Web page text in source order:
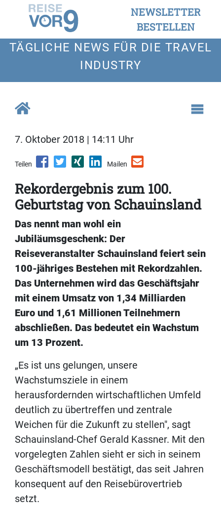
NEWSLETTER
BESTELLEN
TÄGLICHE NEWS FÜR DIE TRAVEL
INDUSTRY
7. Oktober 2018 | 14:11 Uhr
Teilen Mailen
Rekordergebnis zum 100.
Geburtstag von Schauinsland
Das nennt man wohl ein
Jubiläumsgeschenk: Der
Reiseveranstalter Schauinsland feiert sein
100-jähriges Bestehen mit Rekordzahlen.
Das Unternehmen wird das Geschäftsjahr
mit einem Umsatz von 1,34 Milliarden
Euro und 1,61 Millionen Teilnehmern
abschließen. Das bedeutet ein Wachstum
um 13 Prozent.
„Es ist uns gelungen, unsere
Wachstumsziele in einem
herausfordernden wirtschaftlichen Umfeld
deutlich zu übertreffen und zentrale
Weichen für die Zukunft zu stellen", sagt
Schauinsland-Chef Gerald Kassner. Mit den
vorgelegten Zahlen sieht er sich in seinem
Geschäftsmodell bestätigt, das seit Jahren
konsequent auf den Reisebürovertrieb
setzt.